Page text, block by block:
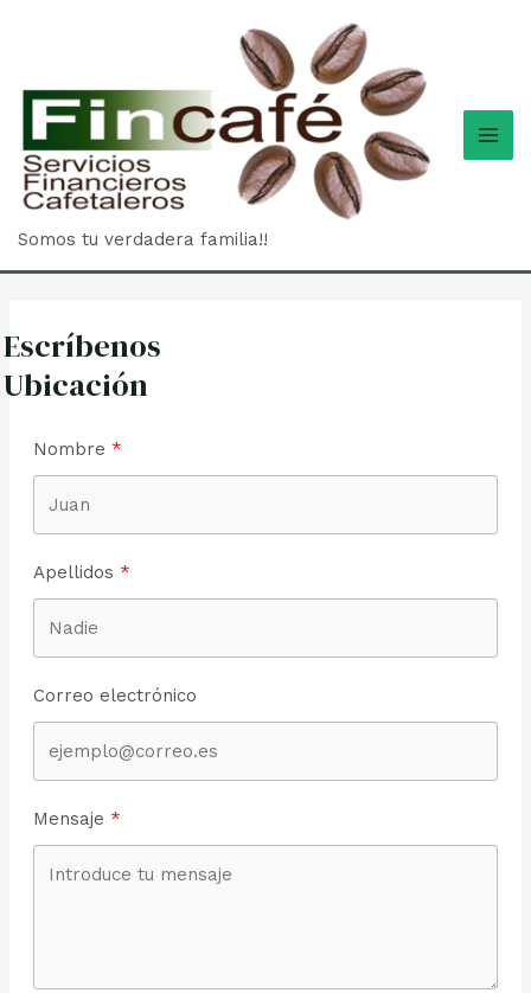
Somos tu verdadera familia!!
Escríbenos
Ubicación
Nombre
Apellidos
Correo electrónico
Mensaje